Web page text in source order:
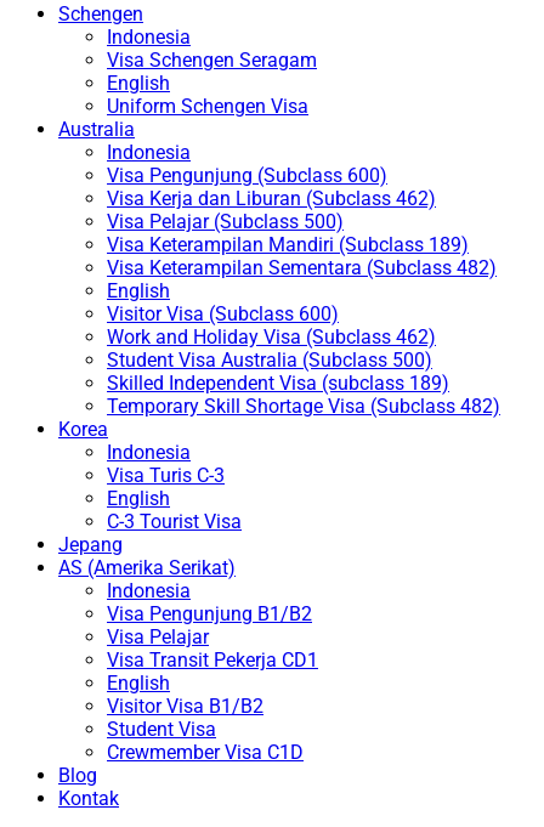
Schengen
Indonesia
Visa Schengen Seragam
English
Uniform Schengen Visa
Australia
Indonesia
Visa Pengunjung (Subclass 600)
Visa Kerja dan Liburan (Subclass 462)
Visa Pelajar (Subclass 500)
Visa Keterampilan Mandiri (Subclass 189)
Visa Keterampilan Sementara (Subclass 482)
English
Visitor Visa (Subclass 600)
Work and Holiday Visa (Subclass 462)
Student Visa Australia (Subclass 500)
Skilled Independent Visa (subclass 189)
Temporary Skill Shortage Visa (Subclass 482)
Korea
Indonesia
Visa Turis C-3
English
C-3 Tourist Visa
Jepang
AS (Amerika Serikat)
Indonesia
Visa Pengunjung B1/B2
Visa Pelajar
Visa Transit Pekerja CD1
English
Visitor Visa B1/B2
Student Visa
Crewmember Visa C1D
Blog
Kontak